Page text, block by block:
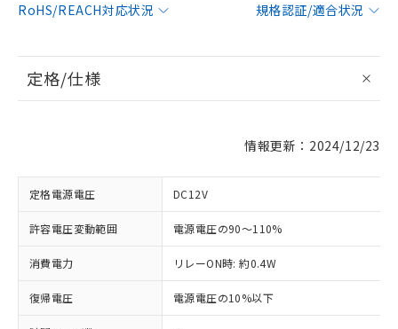
RoHS/REACH対応状況
規格認証/適合状況
定格/仕様
情報更新：2024/12/23
定格電源電圧 DC12V
許容電圧変動範囲 電源電圧の90～110%
消費電力 リレーON時: 約0.4W
復帰電圧 電源電圧の10%以下